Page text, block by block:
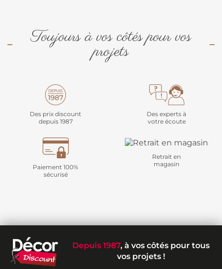
Toujours à vos côtés pour vos
projets
Des prix discount
depuis 1987
Des experts à
votre écoute
Paiement 100%
sécurisé
Retrait en
magasin
Depuis 1987, à vos côtés pour tous
vos projets !